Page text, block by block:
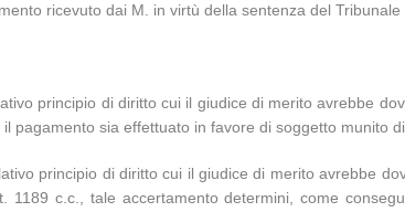
ricevuto dai M. in virtù della sentenza del Tribunale
principio di diritto cui il giudice di merito avrebbe
il pagamento sia effettuato in favore di soggetto munito
principio di diritto cui il giudice di merito avrebbe
1189 c.c., tale accertamento determini, come